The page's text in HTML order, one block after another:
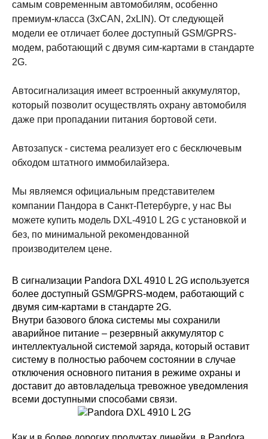
самым современным автомобилям, особенно
премиум-класса (3xCAN, 2xLIN). От следующей
модели ее отличает более доступный GSM/GPRS-
модем, работающий с двумя сим-картами в стандарте
2G.
Автосигнализация имеет встроенный аккумулятор,
который позволит осуществлять охрану автомобиля
даже при пропадании питания бортовой сети.
Автозапуск - система реализует его с бесключевым
обходом штатного иммобилайзера.
Мы являемся официальным представителем
компании Пандора в Санкт-Петербурге, у нас Вы
можете купить модель DXL-4910 L 2G с установкой и
без, по минимальной рекомендованной
производителем цене.
В сигнализации Pandora DXL 4910 L 2G используется
более доступный GSM/GPRS-модем, работающий с
двумя сим-картами в стандарте 2G.
Внутри базового блока системы мы сохранили
аварийное питание – резервный аккумулятор с
интеллектуальной системой заряда, который оставит
систему в полностью рабочем состоянии в случае
отключения основного питания в режиме охраны и
доставит до автовладельца тревожное уведомления
всеми доступными способами связи.